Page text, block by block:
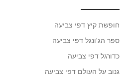
חופשת קיץ דפי צביעה
ספר הג'ונגל דפי צביעה
כדורגל דפי צביעה
גנוב על העולם דפי צביעה